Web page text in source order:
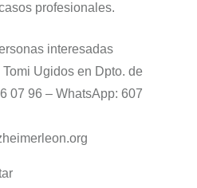
profesionales.
interesadas
Ugidos en Dpto. de
07 96 – WhatsApp: 607